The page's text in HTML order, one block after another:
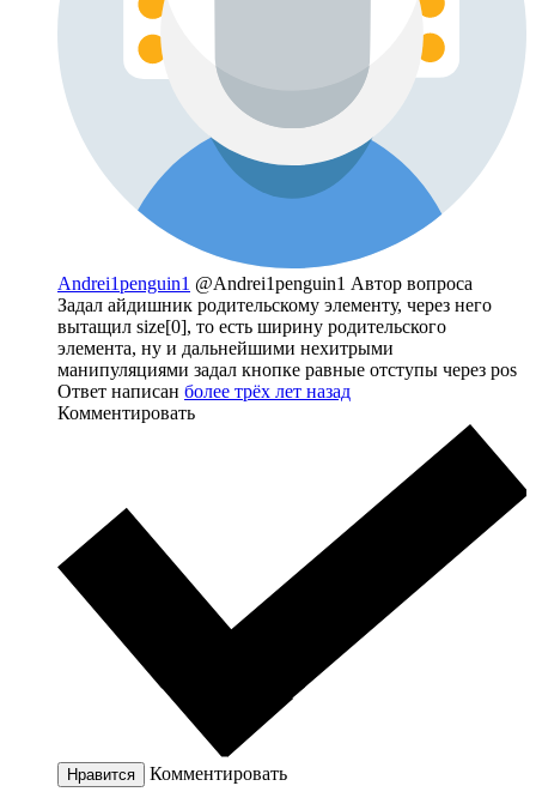
Andrei1penguin1 @Andrei1penguin1 Автор вопроса
Задал айдишник родительскому элементу, через него
вытащил size[0], то есть ширину родительского
элемента, ну и дальнейшими нехитрыми
манипуляциями задал кнопке равные отступы через pos
Ответ написан более трёх лет назад
Комментировать
Нравится Комментировать